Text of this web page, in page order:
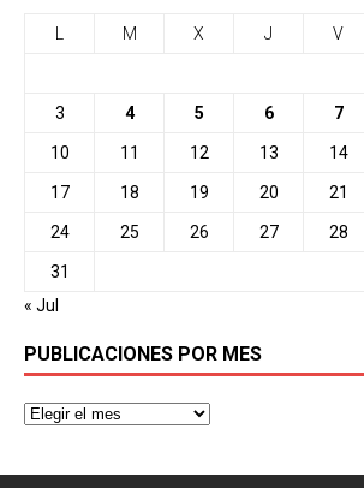
M X J V
3 4 5 6 7
10 11 12 13 14
17 18 19 20 21
24 25 26 27 28
31
« Jul
PUBLICACIONES POR MES